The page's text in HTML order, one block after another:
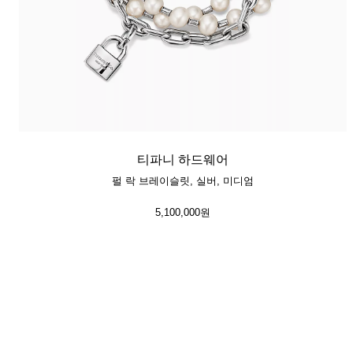
티파니 하드웨어
펄 락 브레이슬릿, 실버, 미디엄
5,100,000원